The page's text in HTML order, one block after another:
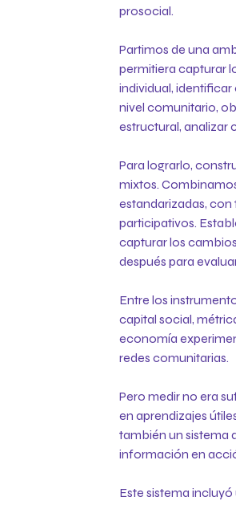
prosocial.
Partimos de una
permitiera capturar
individual,
nivel comunitario,
estructural, analizar
Para lograrlo,
mixtos.
estandarizadas,
participativos.
capturar los
después para
Entre los
capital social,
economía
redes comunitarias.
Pero medir no era
en aprendizajes
también un sistema
información en
​Este sistema